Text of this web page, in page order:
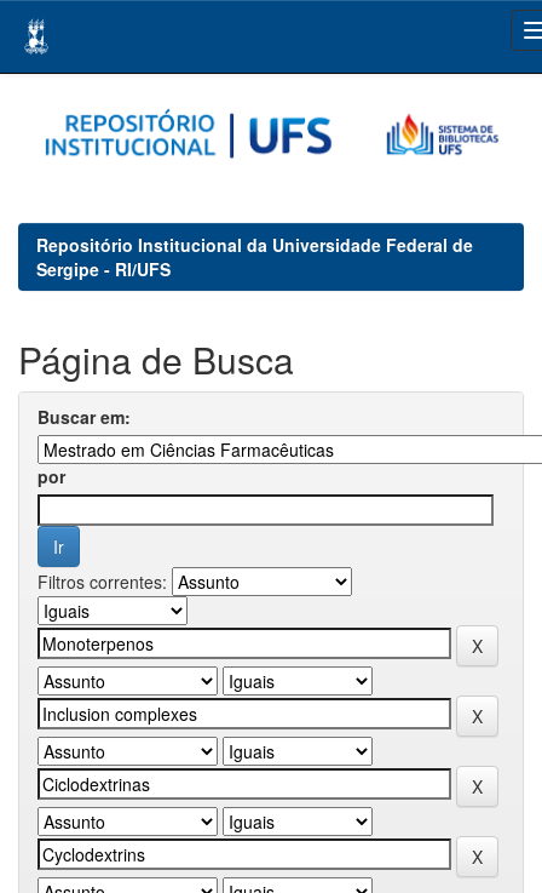
navigation
Repositório Institucional da Universidade Federal de
Sergipe - RI/UFS
Página de Busca
Buscar em:
por
Filtros correntes: